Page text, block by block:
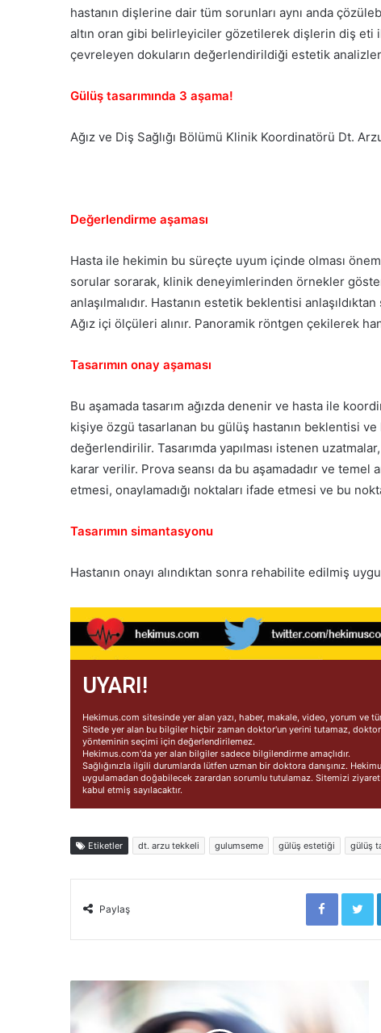
hastanın dişlerine dair tüm sorunları aynı anda
altın oran gibi belirleyiciler gözetilerek dişlerin diş eti
çevreleyen dokuların değerlendirildiği estetik
Gülüş tasarımında 3 aşama!
Ağız ve Diş Sağlığı Bölümü Klinik Koordinatörü Dt.
Değerlendirme aşaması
Hasta ile hekimin bu süreçte uyum içinde olması
sorular sorarak, klinik deneyimlerinden örnekler
anlaşılmalıdır. Hastanın estetik beklentisi
Ağız içi ölçüleri alınır. Panoramik röntgen çekilerek
Tasarımın onay aşaması
Bu aşamada tasarım ağızda denenir ve hasta ile
kişiye özgü tasarlanan bu gülüş hastanın beklentisi
değerlendirilir. Tasarımda yapılması istenen
karar verilir. Prova seansı da bu aşamadadır ve temel
etmesi, onaylamadığı noktaları ifade etmesi ve bu
Tasarımın simantasyonu
Hastanın onayı alındıktan sonra rehabilite edilmiş
UYARI!
Hekimus.com sitesinde yer alan yazı, haber, makale, video, yorum ve
Sitede yer alan bu bilgiler hiçbir zaman doktor'un yerini tutamaz,
yönteminin seçimi için değerlendirilemez.
Hekimus.com'da yer alan bilgiler sadece bilgilendirme amaçlıdır.
Sağlığınızla ilgili durumlarda lütfen uzman bir doktora danışınız.
uygulamadan doğabilecek zarardan sorumlu tutulamaz. Sitemizi
kabul etmiş sayılacaktır.
Etiketler dt. arzu tekkeli gulumseme gülüş estetiği gülüş
Paylaş
Facebook Twitter